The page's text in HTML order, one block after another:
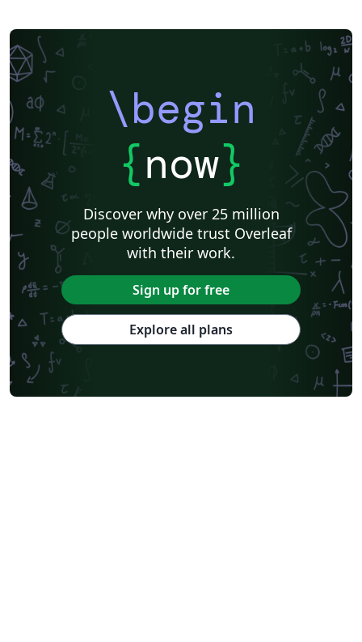
\begin
{now}
Discover why over 25 million
people worldwide trust Overleaf
with their work.
Sign up for free
Explore all plans